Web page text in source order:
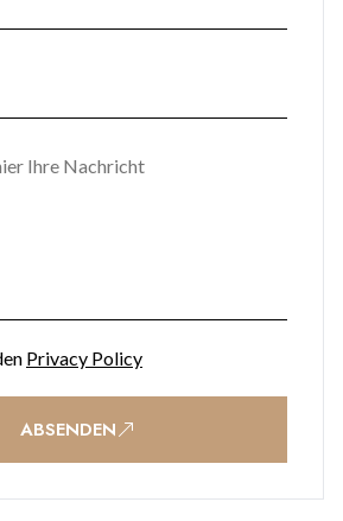
Privacy Policy
ABSENDEN